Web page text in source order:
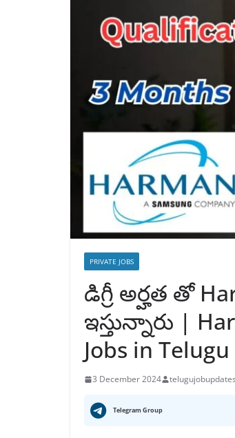
PRIVATE JOBS
డిగ్రీ అర్హత తో
ఇస్తున్నారు |
Jobs in Telugu
3 December 2024
Telegram Group